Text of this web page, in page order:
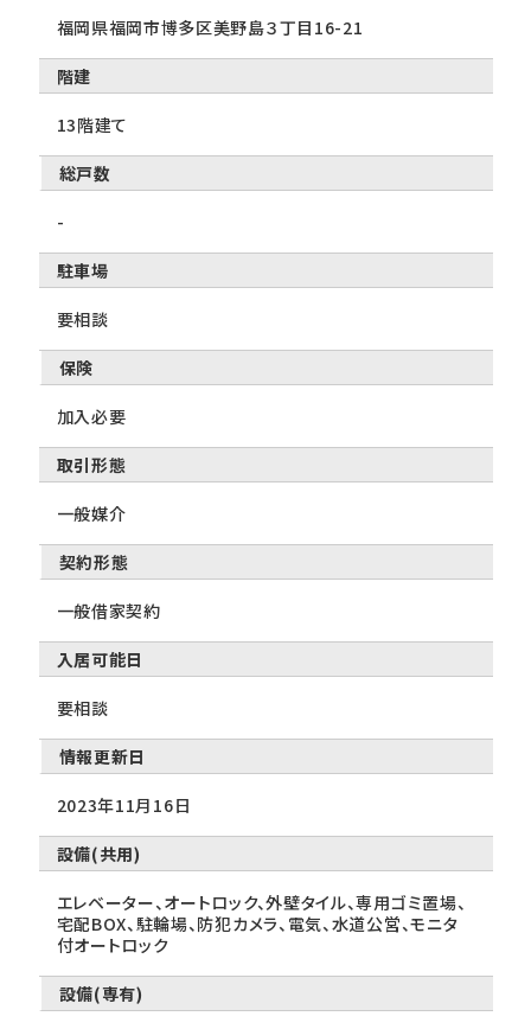
福岡県福岡市博多区美野島３丁目16-21
階建
13階建て
総戸数
-
駐車場
要相談
保険
加入必要
取引形態
一般媒介
契約形態
一般借家契約
入居可能日
要相談
情報更新日
2023年11月16日
設備(共用)
エレベーター、オートロック、外壁タイル、専用ゴミ置場、
宅配BOX、駐輪場、防犯カメラ、電気、水道公営、モニタ
付オートロック
設備(専有)